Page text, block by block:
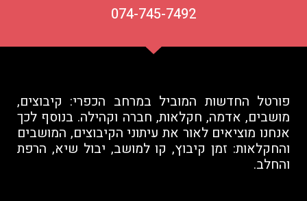
074-745-7492
פורטל החדשות המוביל במרחב הכפרי: קיבוצים,
מושבים, אדמה, חקלאות, חברה וקהילה. בנוסף לכך
אנחנו מוציאים לאור את עיתוני הקיבוצים, המושבים
והחקלאות: זמן קיבוץ, קו למושב, יבול שיא, הרפת
והחלב.